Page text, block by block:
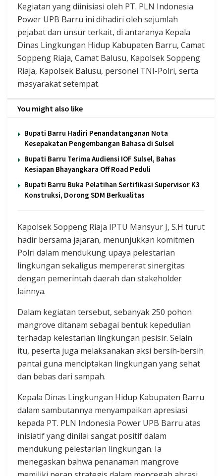
Kegiatan yang diinisiasi oleh PT. PLN Indonesia
Power UPB Barru ini dihadiri oleh sejumlah
pejabat dan unsur terkait, di antaranya Kepala
Dinas Lingkungan Hidup Kabupaten Barru, Camat
Soppeng Riaja, Camat Balusu, Kapolsek Soppeng
Riaja, Kapolsek Balusu, personel TNI-Polri, serta
masyarakat setempat.
You might also like
Bupati Barru Hadiri Penandatanganan Nota
Kesepakatan Pengembangan Bahasa di Sulsel
Bupati Barru Terima Audiensi IOF Sulsel, Bahas
Kesiapan Bhayangkara Off Road Peduli
Bupati Barru Buka Pelatihan Sertifikasi Supervisor K3
Konstruksi, Dorong SDM Berkualitas
Kapolsek Soppeng Riaja IPTU Mansyur J, S.H turut
hadir bersama jajaran, menunjukkan komitmen
Polri dalam mendukung upaya pelestarian
lingkungan sekaligus mempererat sinergitas
dengan pemerintah daerah dan stakeholder
lainnya.
Dalam kegiatan tersebut, sebanyak 250 pohon
mangrove ditanam sebagai bentuk kepedulian
terhadap kelestarian lingkungan pesisir. Selain
itu, peserta juga melaksanakan aksi bersih-bersih
pantai guna menciptakan lingkungan yang sehat
dan bebas dari sampah.
Kepala Dinas Lingkungan Hidup Kabupaten Barru
dalam sambutannya menyampaikan apresiasi
kepada PT. PLN Indonesia Power UPB Barru atas
inisiatif yang dinilai sangat positif dalam
mendukung pelestarian lingkungan. Ia
menegaskan bahwa penanaman mangrove